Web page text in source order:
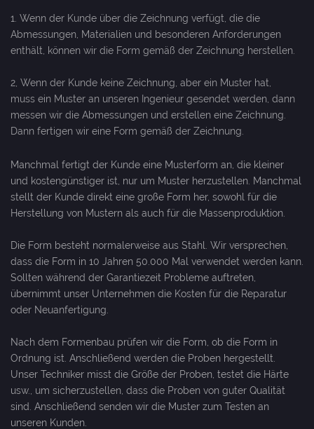
1. Wenn der Kunde über die Zeichnung verfügt, die die
Abmessungen, Materialien und besonderen Anforderungen
enthält, können wir die Form gemäß der Zeichnung herstellen.
2, Wenn der Kunde keine Zeichnung, aber ein Muster hat,
muss ein Muster an unseren Ingenieur gesendet werden, dann
messen wir die Abmessungen und erstellen eine Zeichnung.
Dann fertigen wir eine Form gemäß der Zeichnung.
Manchmal fertigt der Kunde eine Musterform an, die kleiner
und kostengünstiger ist, nur um Muster herzustellen. Manchmal
stellt der Kunde direkt eine große Form her, sowohl für die
Herstellung von Mustern als auch für die Massenproduktion.
Die Form besteht normalerweise aus Stahl. Wir versprechen,
dass die Form in 10 Jahren 50.000 Mal verwendet werden kann.
Sollten während der Garantiezeit Probleme auftreten,
übernimmt unser Unternehmen die Kosten für die Reparatur
oder Neuanfertigung.
Nach dem Formenbau prüfen wir die Form, ob die Form in
Ordnung ist. Anschließend werden die Proben hergestellt.
Unser Techniker misst die Größe der Proben, testet die Härte
usw., um sicherzustellen, dass die Proben von guter Qualität
sind. Anschließend senden wir die Muster zum Testen an
unseren Kunden.